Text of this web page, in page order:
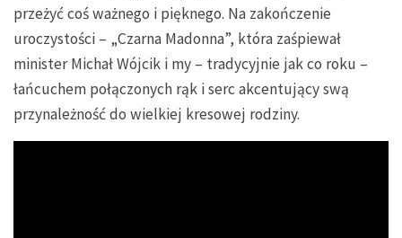
przeżyć coś ważnego i pięknego. Na zakończenie
uroczystości – „Czarna Madonna”, która zaśpiewał
minister Michał Wójcik i my – tradycyjnie jak co roku –
łańcuchem połączonych rąk i serc akcentujący swą
przynależność do wielkiej kresowej rodziny.